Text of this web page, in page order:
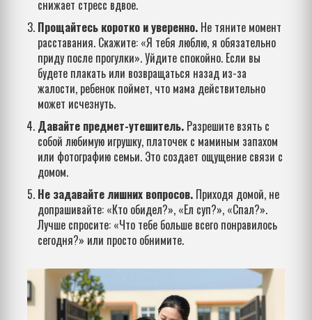
снижает стресс вдвое.
Прощайтесь коротко и уверенно. Не тяните момент
расставания. Скажите: «Я тебя люблю, я обязательно
приду после прогулки». Уйдите спокойно. Если вы
будете плакать или возвращаться назад из-за
жалости, ребенок поймет, что мама действительно
может исчезнуть.
Давайте предмет-утешитель. Разрешите взять с
собой любимую игрушку, платочек с маминым запахом
или фотографию семьи. Это создает ощущение связи с
домом.
Не задавайте лишних вопросов. Приходя домой, не
допрашивайте: «Кто обидел?», «Ел суп?», «Спал?».
Лучше спросите: «Что тебе больше всего понравилось
сегодня?» или просто обнимите.